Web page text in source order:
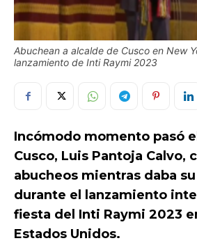
Abuchean a alcalde de Cusco en New
lanzamiento de Inti Raymi 2023
Incómodo momento pasó
Cusco, Luis Pantoja Calvo,
abucheos mientras daba
durante el lanzamiento
fiesta del Inti Raymi 2023
Estados Unidos.